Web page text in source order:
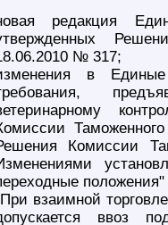
редакция
№ 317;
в Единые
Комиссии
взаимной
ввоз